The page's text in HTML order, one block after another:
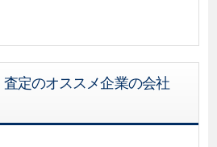
定のオススメ企業の会社